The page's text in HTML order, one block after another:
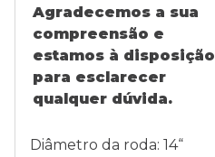
Agradecemos a sua
compreensão e
estamos à disposição
para esclarecer
qualquer dúvida.
Diâmetro da roda: 14“